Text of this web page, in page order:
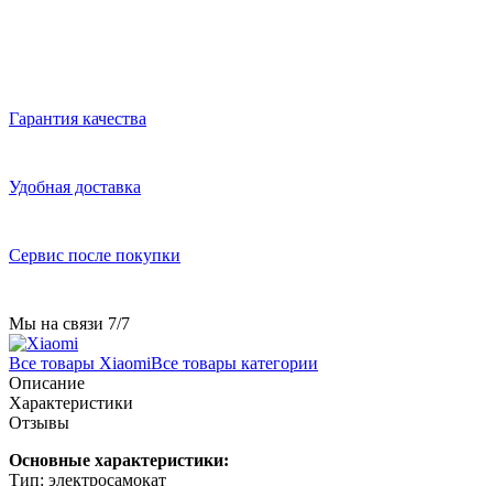
Гарантия качества
Удобная доставка
Сервис после покупки
Мы на связи 7/7
Все товары XiaomiВсе товары категории
Описание
Характеристики
Отзывы
Основные характеристики:
Тип: электросамокат